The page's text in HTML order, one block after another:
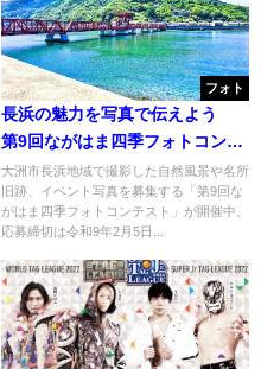
フォト
長浜の魅力を写真で伝えよう
第9回ながはま四季フォトコンテ
ストが応募受付中
大洲市長浜地域で撮影した自然風景や名所
旧跡、イベント写真を募集する「第9回な
がはま四季フォトコンテスト」が開催中。
応募締切は令和9年2月5日...